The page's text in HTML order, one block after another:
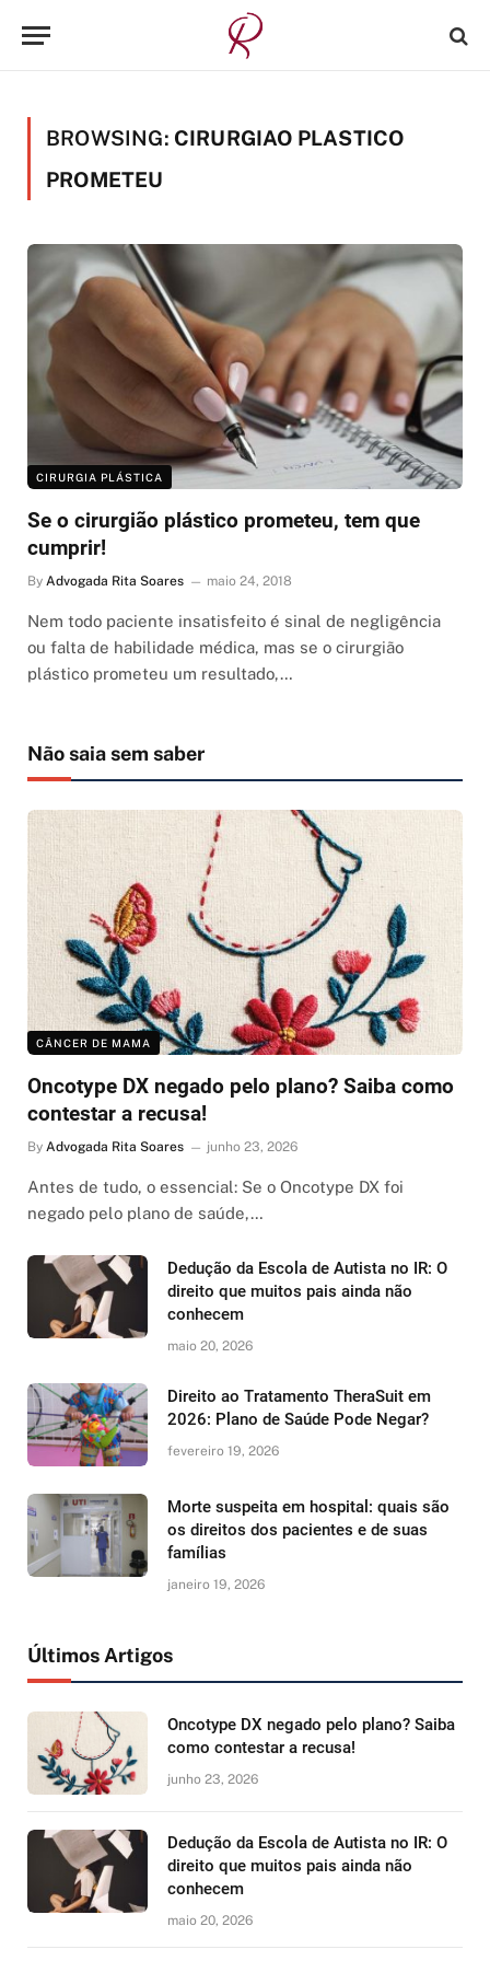
BROWSING: CIRURGIAO PLASTICO
PROMETEU
CIRURGIA PLÁSTICA
Se o cirurgião plástico prometeu, tem que
cumprir!
By Advogada Rita Soares maio 24, 2018
Nem todo paciente insatisfeito é sinal de negligência
ou falta de habilidade médica, mas se o cirurgião
plástico prometeu um resultado,…
Não saia sem saber
CÂNCER DE MAMA
Oncotype DX negado pelo plano? Saiba como
contestar a recusa!
By Advogada Rita Soares junho 23, 2026
Antes de tudo, o essencial: Se o Oncotype DX foi
negado pelo plano de saúde,…
Dedução da Escola de Autista no IR: O
direito que muitos pais ainda não
conhecem
maio 20, 2026
Direito ao Tratamento TheraSuit em
2026: Plano de Saúde Pode Negar?
fevereiro 19, 2026
Morte suspeita em hospital: quais são
os direitos dos pacientes e de suas
famílias
janeiro 19, 2026
Últimos Artigos
Oncotype DX negado pelo plano? Saiba
como contestar a recusa!
junho 23, 2026
Dedução da Escola de Autista no IR: O
direito que muitos pais ainda não
conhecem
maio 20, 2026